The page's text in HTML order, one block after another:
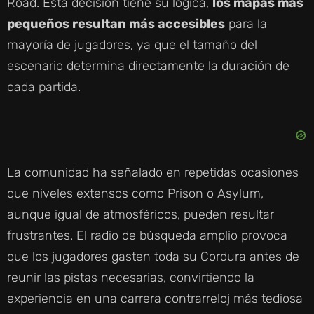
Road. Esta decisión tiene su lógica, los mapas más
pequeños resultan más accesibles para la
mayoría de jugadores, ya que el tamaño del
escenario determina directamente la duración de
cada partida.
La comunidad ha señalado en repetidas ocasiones
que niveles extensos como Prison o Asylum,
aunque igual de atmosféricos, pueden resultar
frustrantes. El radio de búsqueda amplio provoca
que los jugadores gasten toda su Cordura antes de
reunir las pistas necesarias, convirtiendo la
experiencia en una carrera contrarreloj más tediosa